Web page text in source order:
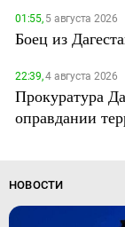
01:55,5 августа 2026
Боец из
22:39,4 августа 2026
Прокуратура
оправдании
НОВОСТИ